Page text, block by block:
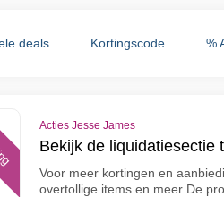
deals Kortingscode %
Acties Jesse James
Bekijk de liquidatiesectie
Voor meer kortingen en
overtollige items en meer De